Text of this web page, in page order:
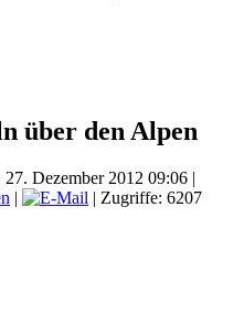
über den Alpen
Dezember 2012 09:06 |
| | Zugriffe: 6207